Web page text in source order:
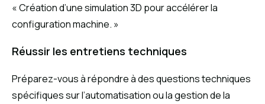
« Création d’une simulation 3D pour accélérer la
configuration machine. »
Réussir les entretiens techniques
Préparez-vous à répondre à des questions techniques
spécifiques sur l’automatisation ou la gestion de la